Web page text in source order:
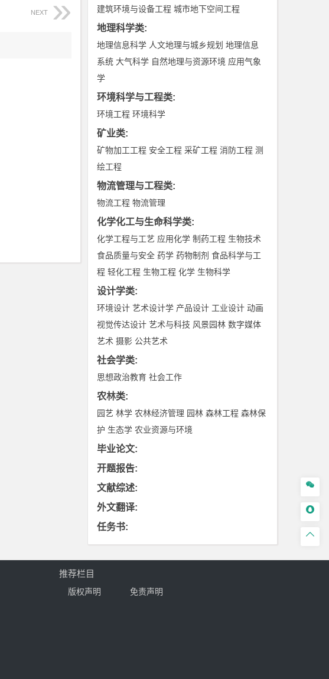
NEXT
建筑环境与设备工程 城市地下空间工程
地理科学类:
地理信息科学 人文地理与城乡规划 地理信息
系统 大气科学 自然地理与资源环境 应用气象
学
环境科学与工程类:
环境工程 环境科学
矿业类:
矿物加工工程 安全工程 采矿工程 消防工程 测
绘工程
物流管理与工程类:
物流工程 物流管理
化学化工与生命科学类:
化学工程与工艺 应用化学 制药工程 生物技术
食品质量与安全 药学 药物制剂 食品科学与工
程 轻化工程 生物工程 化学 生物科学
设计学类:
环境设计 艺术设计学 产品设计 工业设计 动画
视觉传达设计 艺术与科技 风景园林 数字媒体
艺术 摄影 公共艺术
社会学类:
思想政治教育 社会工作
农林类:
园艺 林学 农林经济管理 园林 森林工程 森林保
护 生态学 农业资源与环境
毕业论文:
开题报告:
文献综述:
外文翻译:
任务书:



推荐栏目
版权声明 免责声明